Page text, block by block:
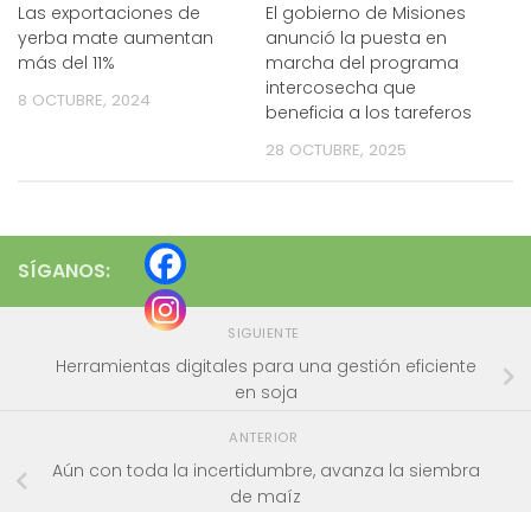
Las exportaciones de
yerba mate aumentan
más del 11%
8 OCTUBRE, 2024
El gobierno de Misiones
anunció la puesta en
marcha del programa
intercosecha que
beneficia a los tareferos
28 OCTUBRE, 2025
SÍGANOS:
SIGUIENTE
Herramientas digitales para una gestión eficiente
en soja
ANTERIOR
Aún con toda la incertidumbre, avanza la siembra
de maíz